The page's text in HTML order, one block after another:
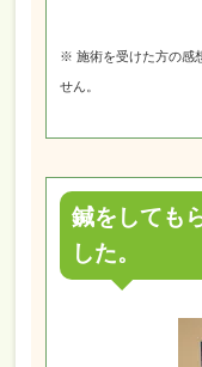
※ 施術を受けた方の感
せん。
鍼をしても
した。